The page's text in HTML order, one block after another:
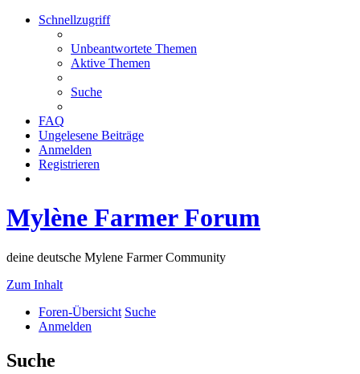
Schnellzugriff
Unbeantwortete Themen
Aktive Themen
Suche
FAQ
Ungelesene Beiträge
Anmelden
Registrieren
Mylène Farmer Forum
deine deutsche Mylene Farmer Community
Zum Inhalt
Foren-Übersicht Suche
Anmelden
Suche